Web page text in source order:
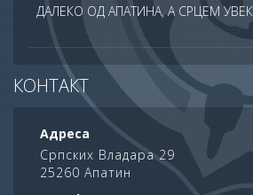
ДАЛЕКО ОД АПАТИНА, А СРЦЕМ
13.07.2026.
СВЕЧАНО ОБЕЛЕЖЕНА ХРАМОВНА
САБОРА СВЕТИХ АПОСТОЛА У
10.07.2026.
ПОНОС АПАТИНА: НА ДАН НАУКЕ
КОНТАКТ
Адреса
Српских Владара 29
25260 Апатин